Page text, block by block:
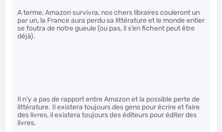
A terme, Amazon survivra, nos chers libraires couleront un
par un, la France aura perdu sa littérature et le monde entier
se foutra de notre gueule (ou pas, il s’en fichent peut être
déjà).
Il n’y a pas de rapport entre Amazon et la possible perte de
littérature. Il existera toujours des gens pour écrire et faire
des livres, il existera toujours des éditeurs pour éditer des
livres.